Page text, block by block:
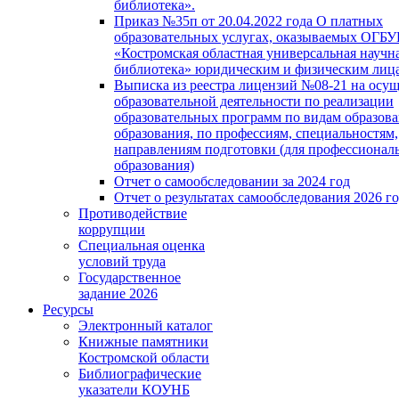
библиотека».
Приказ №35п от 20.04.2022 года О платных
образовательных услугах, оказываемых
«Костромская областная универсальная
библиотека» юридическим и физическим
Выписка из реестра лицензий №08-21 на
образовательной деятельности по реализации
образовательных программ по видам
образования, по профессиям, специальностям,
направлениям подготовки (для
образования)
Отчет о самообследовании за 2024 год
Отчет о результатах самообследования 2026
Противодействие
коррупции
Специальная оценка
условий труда
Государственное
задание 2026
Ресурсы
Электронный каталог
Книжные памятники
Костромской области
Библиографические
указатели КОУНБ